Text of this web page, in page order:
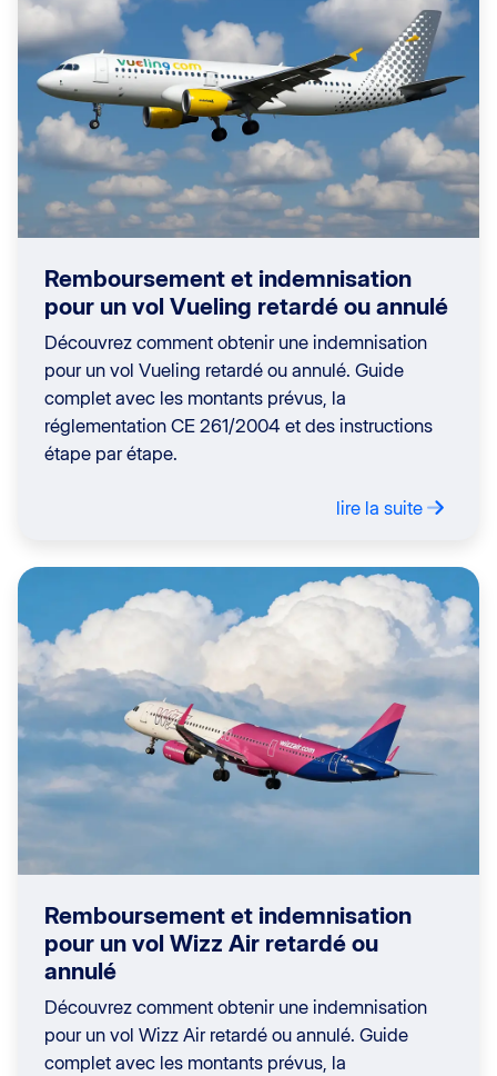
Remboursement et indemnisation
pour un vol Vueling retardé ou annulé
Découvrez comment obtenir une indemnisation
pour un vol Vueling retardé ou annulé. Guide
complet avec les montants prévus, la
réglementation CE 261/2004 et des instructions
étape par étape.
lire la suite
Remboursement et indemnisation
pour un vol Wizz Air retardé ou
annulé
Découvrez comment obtenir une indemnisation
pour un vol Wizz Air retardé ou annulé. Guide
complet avec les montants prévus, la